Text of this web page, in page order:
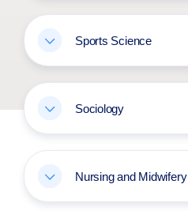
Sports Science
Sociology
Nursing and Midwifery